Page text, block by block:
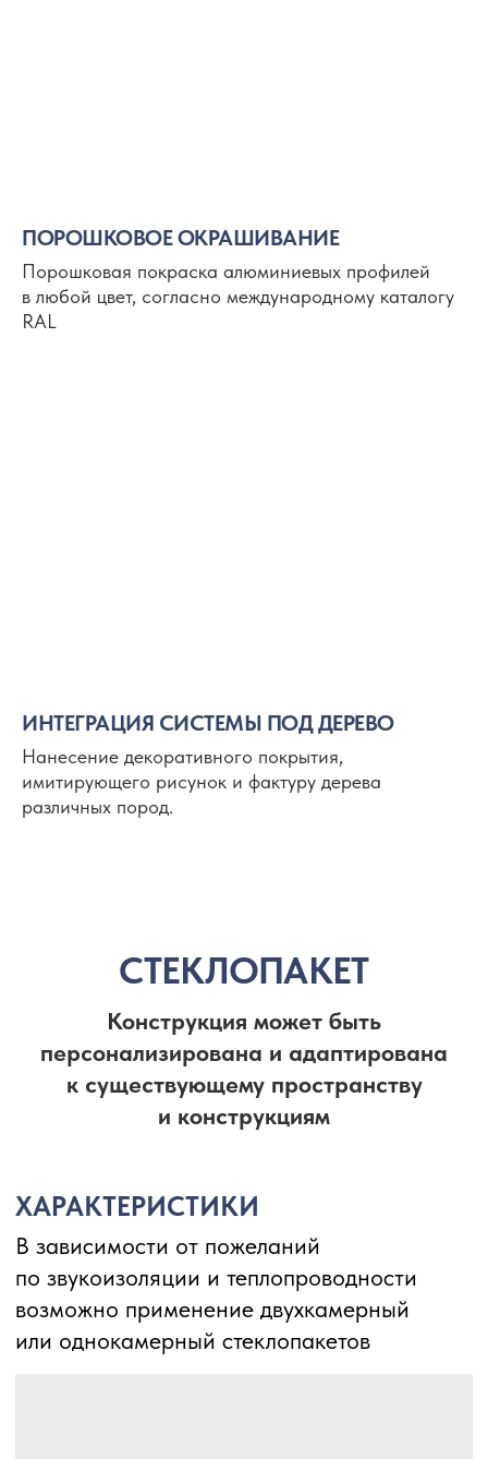
ПОРОШКОВОЕ ОКРАШИВАНИЕ
Порошковая покраска алюминиевых профилей
в любой цвет, согласно международному каталогу
RAL
ИНТЕГРАЦИЯ СИСТЕМЫ ПОД ДЕРЕВО
Нанесение декоративного покрытия,
имитирующего рисунок и фактуру дерева
различных пород.